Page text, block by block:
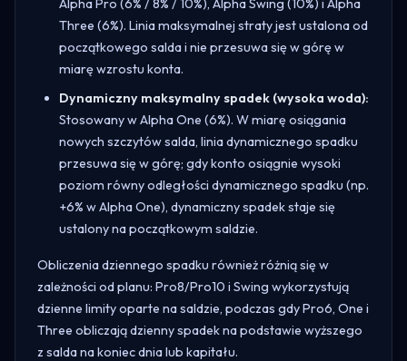
Three (6%). Linia maksymalnej straty jest ustalona od
początkowego salda i nie przesuwa się w górę w
miarę wzrostu konta.
Dynamiczny maksymalny spadek (wysoka woda):
Stosowany w Alpha One (6%). W miarę osiągania
nowych szczytów salda, linia dynamicznego spadku
przesuwa się w górę; gdy konto osiągnie wysoki
poziom równy odległości dynamicznego spadku (np.
+6% w Alpha One), dynamiczny spadek staje się
ustalony na początkowym saldzie.
Obliczenia dziennego spadku również różnią się w
zależności od planu: Pro8/Pro10 i Swing wykorzystują
dzienne limity oparte na saldzie, podczas gdy Pro6, One i
Three obliczają dzienny spadek na podstawie wyższego
z salda na koniec dnia lub kapitału.